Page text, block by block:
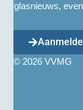
glasnieuws,
© 2026 VVMG